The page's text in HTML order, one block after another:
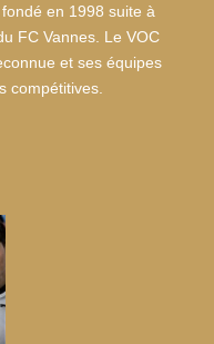
en 1998 suite à
FC Vannes. Le VOC
et ses équipes
compétitives.